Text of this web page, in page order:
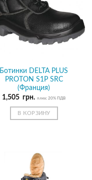
Ботинки DELTA PLUS
PROTON S1P SRC
(Франция)
1,505 грн. плюс 20% ПДВ
В КОРЗИНУ